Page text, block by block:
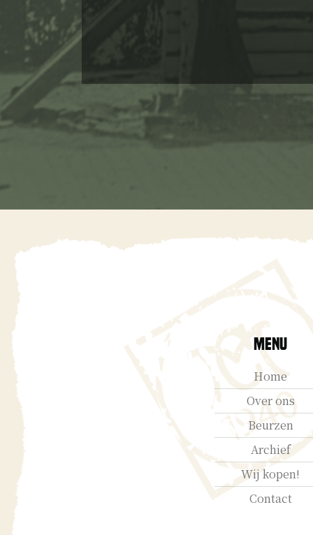
Menu
Home
Over ons
Beurzen
Archief
Wij kopen!
Contact